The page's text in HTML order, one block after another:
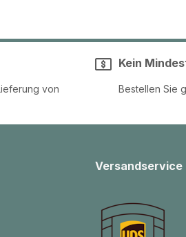
von
Kein
Bestellen Sie
Versandservice